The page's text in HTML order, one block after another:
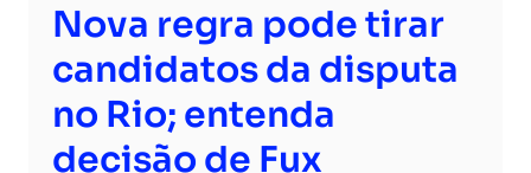
Nova regra pode tirar
candidatos da disputa
no Rio; entenda
decisão de Fux